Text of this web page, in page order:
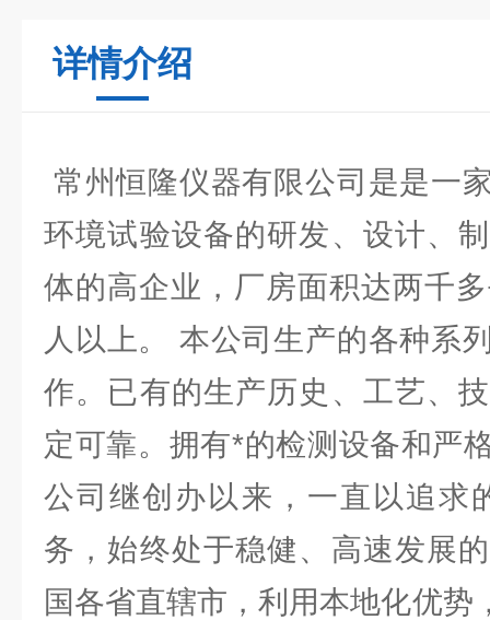
详情介绍
常州恒隆仪器有限公司是是一
环境试验设备的研发、设计、
体的高企业，厂房面积达两千
人以上。 本公司生产的各种系
作。已有的生产历史、工艺、
定可靠。拥有*的检测设备和严
公司继创办以来，一直以追求
务，始终处于稳健、高速发展
国各省直辖市，利用本地化优势